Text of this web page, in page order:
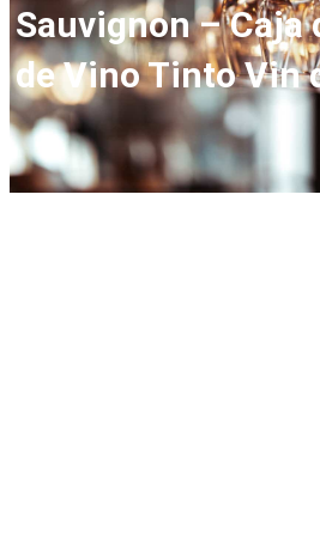
Sauvignon – Caja
de Vino Tinto Vin